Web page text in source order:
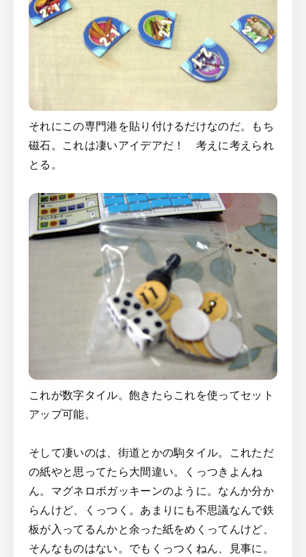
それにこの専門港を貼り付けるだけなのだ。もち
磁石。これは凄いアイデアだ！ 考えに考えられ
とる。
これが数字タイル。飽きたらこれを使ってセット
アップ可能。
そして凄いのは、街道とかの駒タイル。これただ
の紙やと思ってたら大間違い。くっつきよんね
ん。マグネロボガッキーンのように。なんか分か
らんけど、くっつく。あまりにも不思議なんで鉄
板が入ってるんかと余った紙をめくってんけど、
そんなものはない。でもくっつくねん、見事に。